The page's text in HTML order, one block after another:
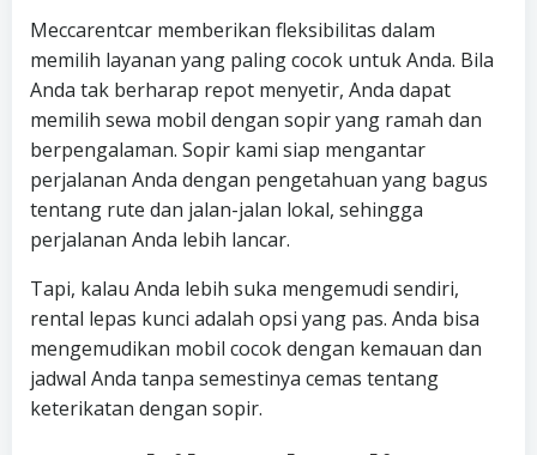
Meccarentcar memberikan fleksibilitas dalam
memilih layanan yang paling cocok untuk Anda. Bila
Anda tak berharap repot menyetir, Anda dapat
memilih sewa mobil dengan sopir yang ramah dan
berpengalaman. Sopir kami siap mengantar
perjalanan Anda dengan pengetahuan yang bagus
tentang rute dan jalan-jalan lokal, sehingga
perjalanan Anda lebih lancar.
Tapi, kalau Anda lebih suka mengemudi sendiri,
rental lepas kunci adalah opsi yang pas. Anda bisa
mengemudikan mobil cocok dengan kemauan dan
jadwal Anda tanpa semestinya cemas tentang
keterikatan dengan sopir.